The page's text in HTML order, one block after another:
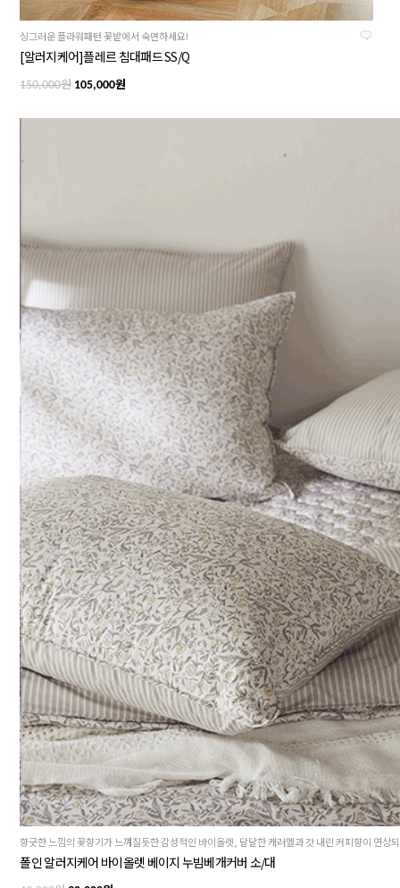
싱그러운 플라워패턴 꽃밭에서 숙면하세요!
[알러지케어]플레르 침대패드 SS/Q
150,000원105,000원
폴인 알러지케어 바이올렛 베이지 누빔베개커버 소/대